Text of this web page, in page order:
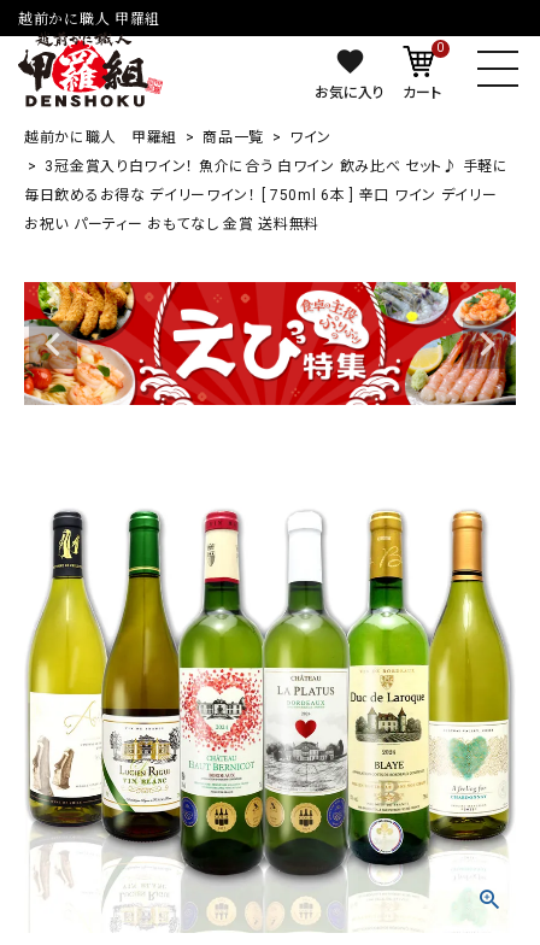
越前かに職人 甲羅組
お気に入り
0
カート
越前かに職人 甲羅組 商品一覧
ワイン
3冠金賞入り白ワイン！ 魚介に合う 白ワイン 飲み比べ セット♪ 手軽に
毎日飲めるお得な デイリーワイン！ [ 750ml 6本 ] 辛口 ワイン デイリー
お祝い パーティー おもてなし 金賞 送料無料